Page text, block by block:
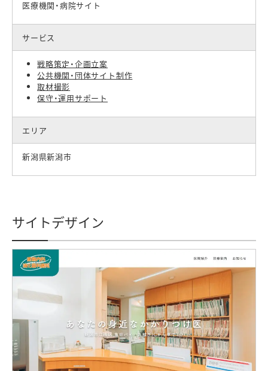
医療機関・病院サイト
サービス
戦略策定・企画立案
公共機関・団体サイト制作
取材撮影
保守・運用サポート
エリア
新潟県新潟市
サイトデザイン